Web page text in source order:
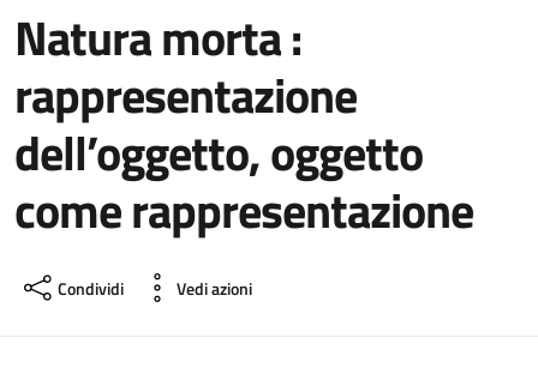
Natura morta :
rappresentazione
dell’oggetto, oggetto
come rappresentazione
Condividi Vedi azioni